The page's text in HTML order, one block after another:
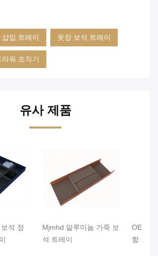
입 트레이 옷장 보석 트레이
워 조직기
유사 제품
석 정
Mjmhd 알루미늄 가죽 보
석 트레이
OEM
함 트레